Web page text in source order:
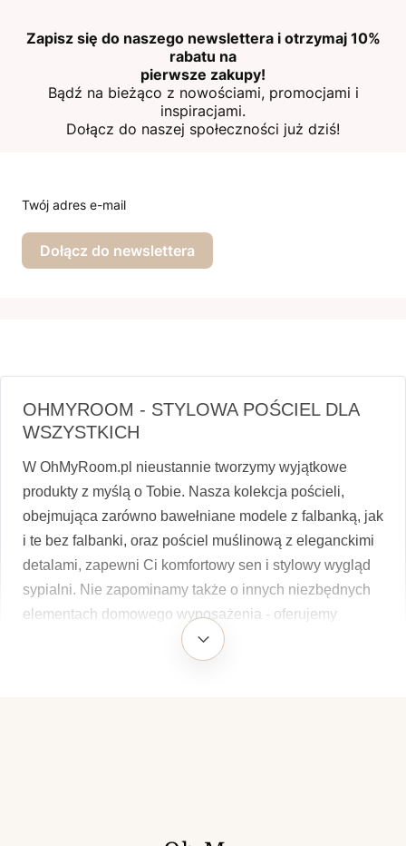
Zapisz się do naszego newslettera i otrzymaj 10%
rabatu na
pierwsze zakupy!
Bądź na bieżąco z nowościami, promocjami i
inspiracjami.
Dołącz do naszej społeczności już dziś!
Twój adres e-mail
Dołącz do newslettera
OHMYROOM - STYLOWA POŚCIEL DLA
WSZYSTKICH
W OhMyRoom.pl nieustannie tworzymy wyjątkowe
produkty z myślą o Tobie. Nasza kolekcja pościeli,
obejmująca zarówno bawełniane modele z falbanką, jak
i te bez falbanki, oraz pościel muślinową z eleganckimi
detalami, zapewni Ci komfortowy sen i stylowy wygląd
sypialni. Nie zapominamy także o innych niezbędnych
elementach domowego wyposażenia - oferujemy
również wysokiej jakości prześcieradła, nakrycia stołu,
zasłony, firany oraz dekoracyjne poduszki. Nasze